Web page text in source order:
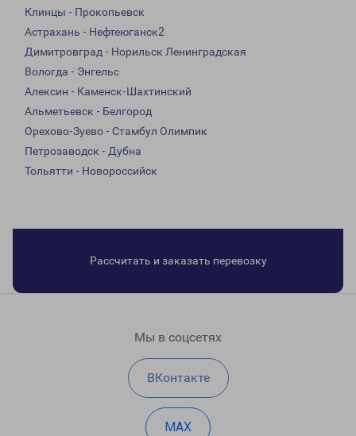
Клинцы - Прокопьевск
Астрахань - Нефтеюганск2
Димитровград - Норильск Ленинградская
Вологда - Энгельс
Алексин - Каменск-Шахтинский
Альметьевск - Белгород
Орехово-Зуево - Стамбул Олимпик
Петрозаводск - Дубна
Тольятти - Новороссийск
Рассчитать и заказать перевозку
Мы в соцсетях
ВКонтакте
MAX